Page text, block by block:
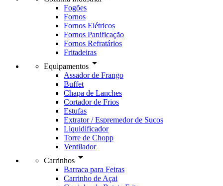
Fogões
Fornos
Fornos Elétricos
Fornos Panificação
Fornos Refratários
Fritadeiras
Equipamentos arrow_drop_down
Assador de Frango
Buffet
Chapa de Lanches
Cortador de Frios
Estufas
Extrator / Espremedor de Sucos
Liquidificador
Torre de Chopp
Ventilador
Carrinhos arrow_drop_down
Barraca para Feiras
Carrinho de Açai